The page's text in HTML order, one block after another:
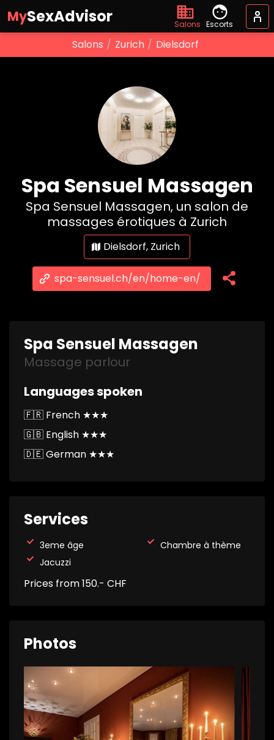
MySexAdvisor Salons Escorts
Salons Zurich Dielsdorf
Spa Sensuel Massagen
Spa Sensuel Massagen, un salon de
massages érotiques à Zurich
Dielsdorf, Zurich
spa-sensuel.ch/en/home-en/
Spa Sensuel Massagen
Massage parlour
Languages spoken
🇫🇷 French ★★★
🇬🇧 English ★★★
🇩🇪 German ★★★
Services
3eme âge
Chambre à thème
Jacuzzi
Prices from 150.- CHF
Photos